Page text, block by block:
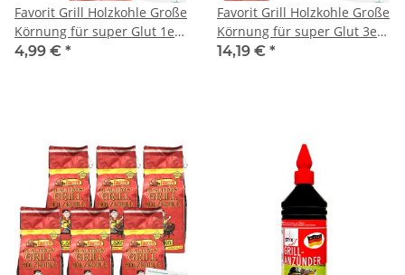
Favorit Grill Holzkohle Große
Körnung für super Glut 1er
Pack (1x2,5kg) + usy Block
4,99 € *
Favorit Grill Holzkohle Große
Körnung für super Glut 3er
Pack (3x2,5kg) + usy Block
14,19 € *